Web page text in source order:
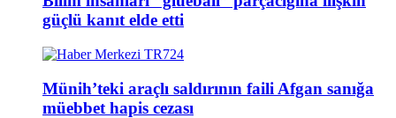
güçlü kanıt elde etti
Münih’teki araçlı saldırının faili Afgan sanığa
müebbet hapis cezası